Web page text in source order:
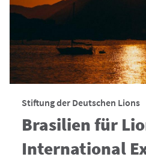
Stiftung der Deutschen Lions
Brasilien für
International